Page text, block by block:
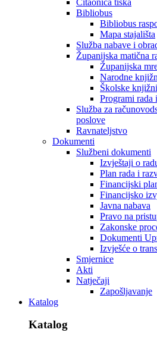
Bibliobus
Bibliobus
Mapa stajališta
Služba nabave i
Županijska matična
Županijska
Narodne
Školske
Programi rada
Služba za
poslove
Ravnateljstvo
Dokumenti
Službeni dokumenti
Izvještaji o
Plan rada i
Financijski
Financijsko
Javna nabava
Pravo na
Zakonske
Dokumenti
Izvješće o
Smjernice
Akti
Natječaji
Zapošljavanje
Katalog
Katalog